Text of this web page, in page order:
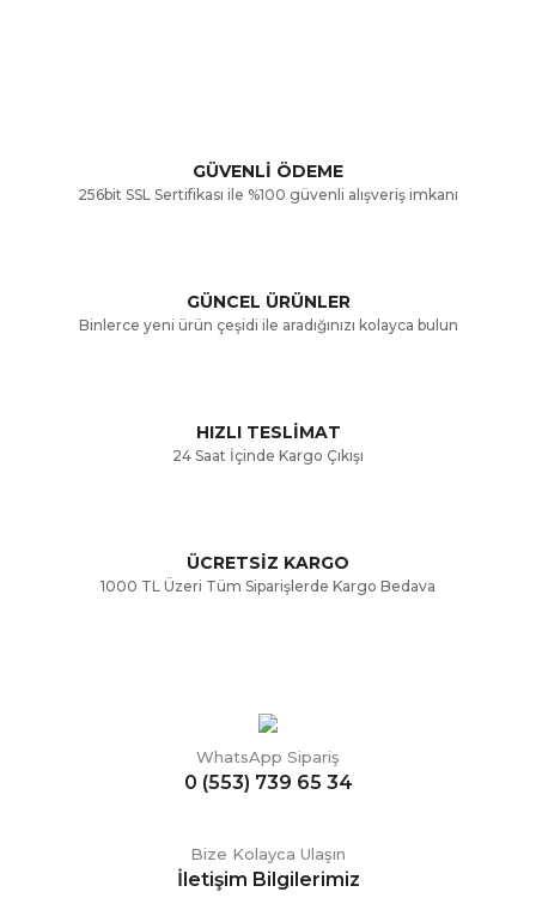
Ürün resmi kalitesiz, bozuk veya görüntülenemiyor.
Ürün bilgilerinde hatalar bulunuyor.
Gönder
GÜVENLİ ÖDEME
256bit SSL Sertifikası ile %100 güvenli alışveriş imkanı
GÜNCEL ÜRÜNLER
Binlerce yeni ürün çeşidi ile aradığınızı kolayca bulun
HIZLI TESLİMAT
24 Saat İçinde Kargo Çıkışı
ÜCRETSİZ KARGO
1000 TL Üzeri Tüm Siparişlerde Kargo Bedava
WhatsApp Sipariş
0 (553) 739 65 34
Bize Kolayca Ulaşın
İletişim Bilgilerimiz